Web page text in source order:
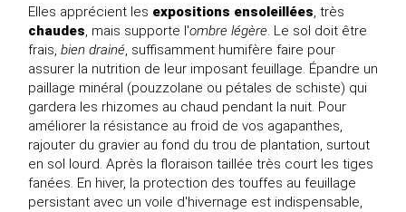
Elles apprécient les expositions ensoleillées, très
chaudes, mais supporte l'ombre légère. Le sol doit être
frais, bien drainé, suffisamment humifère faire pour
assurer la nutrition de leur imposant feuillage. Épandre un
paillage minéral (pouzzolane ou pétales de schiste) qui
gardera les rhizomes au chaud pendant la nuit. Pour
améliorer la résistance au froid de vos agapanthes,
rajouter du gravier au fond du trou de plantation, surtout
en sol lourd. Après la floraison taillée très court les tiges
fanées. En hiver, la protection des touffes au feuillage
persistant avec un voile d'hivernage est indispensable,